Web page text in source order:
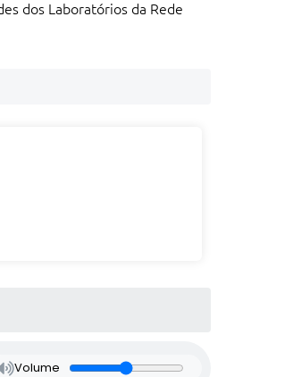
dos Laboratórios da Rede
Volume